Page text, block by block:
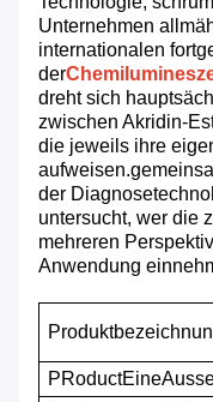
Unternehmen
internationalen
der
dreht sich
zwischen Akridin-
die jeweils ihre
der
untersucht, wer die
mehreren
Anwendung
PRoductEine